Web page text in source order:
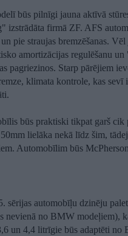
būs pilnīgi jauna aktīvā
izstrādāta firmā ZF. AFS
pie straujas bremzēšanas.
amortizācijas regulēšanu
pagriezinos. Starp pārējiem
klimata kontrole, kas sevī
būs praktiski tikpat garš cik
lielāka nekā līdz šim,
Automobīlim būs
sērijas automobīļu dzinēju
nevienā no BMW modeļiem),
un 4,4 litrīgie būs adaptēti